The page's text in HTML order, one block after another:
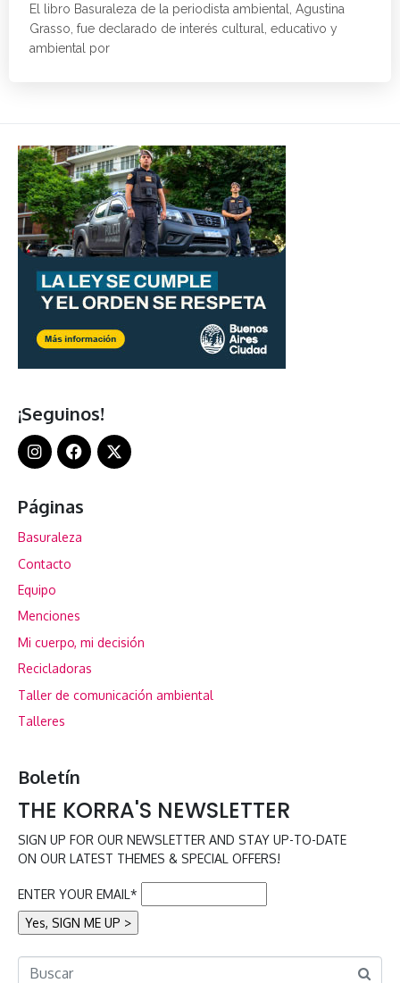
El libro Basuraleza de la periodista ambiental, Agustina
Grasso, fue declarado de interés cultural, educativo y
ambiental por
¡Seguinos!
Páginas
Basuraleza
Contacto
Equipo
Menciones
Mi cuerpo, mi decisión
Recicladoras
Taller de comunicación ambiental
Talleres
Boletín
THE KORRA'S NEWSLETTER
SIGN UP FOR OUR NEWSLETTER AND STAY UP-TO-DATE
ON OUR LATEST THEMES & SPECIAL OFFERS!
ENTER YOUR EMAIL*